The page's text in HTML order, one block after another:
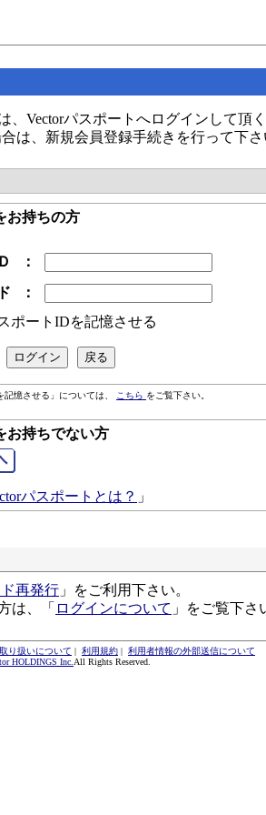
、Vectorパスポートへログインして頂
は、新規会員登録手続きを行って下
お持ちの方
：
：
ポートIDを記憶させる
記憶させる」については、 こちら をご覧下さい。
お持ちでない方
パスポートとは？ 」
再発行 」をご利用下さい。
は、「 ログインについて 」をご覧下さ
り扱いについて | 利用規約 | 利用者情報の外部送信について
HOLDINGS Inc. All Rights Reserved.